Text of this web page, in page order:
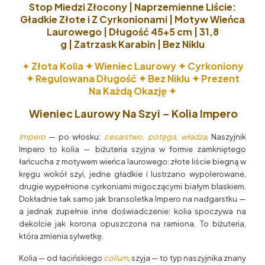
Stop Miedzi Złocony | Naprzemienne Liście:
Gładkie Złote i Z Cyrkonionami | Motyw Wieńca
Laurowego | Długość 45+5 cm | 31,8
g | Zatrzask Karabin | Bez Niklu
✦ Złota Kolia ✦ Wieniec Laurowy ✦ Cyrkoniony
✦ Regulowana Długość ✦ Bez Niklu ✦ Prezent
Na Każdą Okazję ✦
Wieniec Laurowy Na Szyi – Kolia Impero
Impero — po włosku: cesarstwo, potęga, władza. Naszyjnik
Impero to kolia — biżuteria szyjna w formie zamkniętego
łańcucha z motywem wieńca laurowego: złote liście biegną w
kręgu wokół szyi, jedne gładkie i lustrzano wypolerowane,
drugie wypełnione cyrkoniami migoczącymi białym blaskiem.
Dokładnie tak samo jak bransoletka Impero na nadgarstku —
a jednak zupełnie inne doświadczenie: kolia spoczywa na
dekolcie jak korona opuszczona na ramiona. To biżuteria,
która zmienia sylwetkę.
Kolia — od łacińskiego collum, szyja — to typ naszyjnika znany